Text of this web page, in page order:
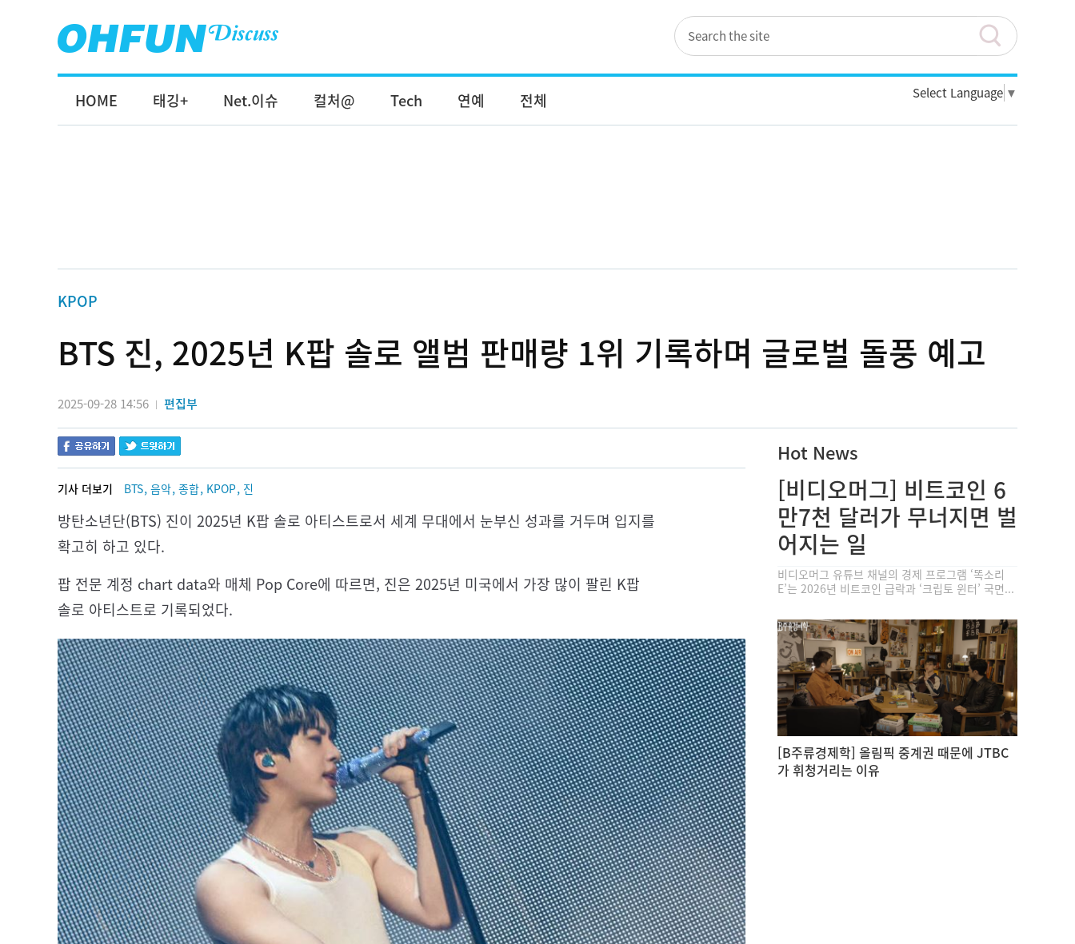
HOME 태깅+ Net.이슈 컬처@ Tech 연예 전체 Select Language ▼
KPOP
BTS 진, 2025년 K팝 솔로 앨범 판매량 1위 기록하며 글로벌 돌풍 예고
2025-09-28 14:56 | 편집부
기사 더보기 BTS, 음악, 종합, KPOP, 진
방탄소년단(BTS) 진이 2025년 K팝 솔로 아티스트로서 세계 무대에서 눈부신 성과를 거두며 입지를
확고히 하고 있다.
팝 전문 계정 chart data와 매체 Pop Core에 따르면, 진은 2025년 미국에서 가장 많이 팔린 K팝
솔로 아티스트로 기록되었다.
Hot News
[비디오머그] 비트코인 6
만7천 달러가 무너지면 벌
어지는 일
비디오머그 유튜브 채널의 경제 프로그램 ‘똑소리
E’는 2026년 비트코인 급락과 ‘크립토 윈터’ 국면...
[B주류경제학] 올림픽 중계권 때문에 JTBC
가 휘청거리는 이유